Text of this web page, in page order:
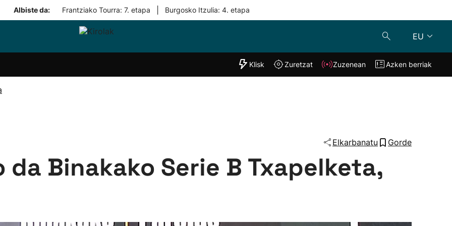
Albiste da: Frantziako Tourra: 7. etapa Burgosko Itzulia: 4. etapa
EU
Taldeak
"Helmuga"
Klisk Zuzenean
Klisk Zuretzat Zuzenean Azken berriak
Elkarbanatu Gorde
Binakako Serie B Txapelketa,